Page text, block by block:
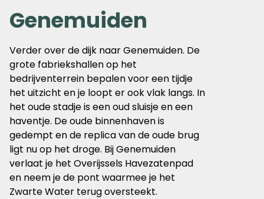
Genemuiden
Verder over de dijk naar Genemuiden. De
grote fabriekshallen op het
bedrijventerrein bepalen voor een tijdje
het uitzicht en je loopt er ook vlak langs. In
het oude stadje is een oud sluisje en een
haventje. De oude binnenhaven is
gedempt en de replica van de oude brug
ligt nu op het droge. Bij Genemuiden
verlaat je het Overijssels Havezatenpad
en neem je de pont waarmee je het
Zwarte Water terug oversteekt.